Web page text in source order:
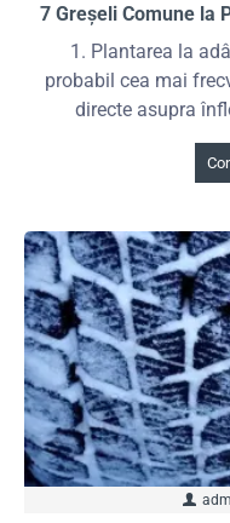
7 Greșeli Comune la
1. Plantarea la
probabil cea mai
directe asupra